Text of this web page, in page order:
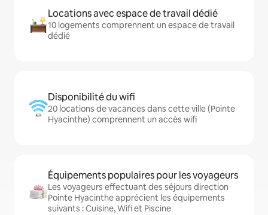
Locations avec espace de travail dédié
10 logements comprennent un espace de travail
dédié
Disponibilité du wifi
20 locations de vacances dans cette ville (Pointe
Hyacinthe) comprennent un accès wifi
Équipements populaires pour les voyageurs
Les voyageurs effectuant des séjours direction
Pointe Hyacinthe apprécient les équipements
suivants : Cuisine, Wifi et Piscine